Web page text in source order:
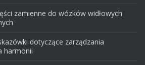
zamienne do wózków widłowych
dotyczące zarządzania
harmonii